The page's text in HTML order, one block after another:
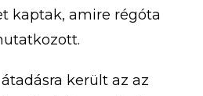
kaptak, amire régóta
került az az